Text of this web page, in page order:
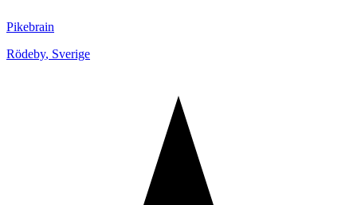
Pikebrain
Rödeby, Sverige